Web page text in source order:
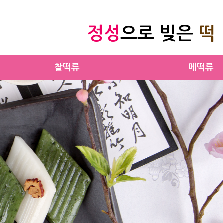
정성으로 빚은 떡
찰떡류 메떡류